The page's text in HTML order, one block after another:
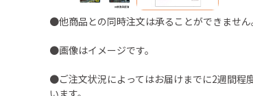
●他商品との同時注文は承ることができません
●画像はイメージです。
●ご注文状況によってはお届けまでに2週間程
います。